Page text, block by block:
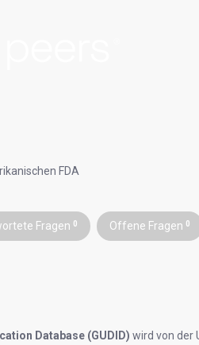
FDA
Fragen 0 Offene Fragen 0
Database (GUDID) wird von der